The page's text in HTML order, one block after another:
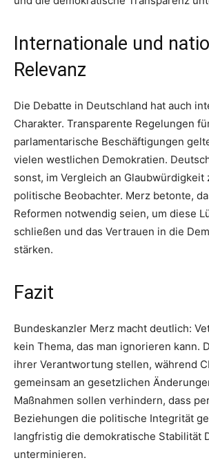
Internationale und
Relevanz
Die Debatte in Deutschland hat auch
Charakter. Transparente Regelungen
parlamentarische Beschäftigungen
vielen westlichen Demokratien.
sonst, im Vergleich an Glaubwürdigkeit
politische Beobachter. Merz betonte,
Reformen notwendig seien, um diese
schließen und das Vertrauen in die
stärken.
Fazit
Bundeskanzler Merz macht deutlich:
kein Thema, das man ignorieren kann.
ihrer Verantwortung stellen, während
gemeinsam an gesetzlichen
Maßnahmen sollen verhindern, dass
Beziehungen die politische Integrität
langfristig die demokratische Stabilität
unterminieren.